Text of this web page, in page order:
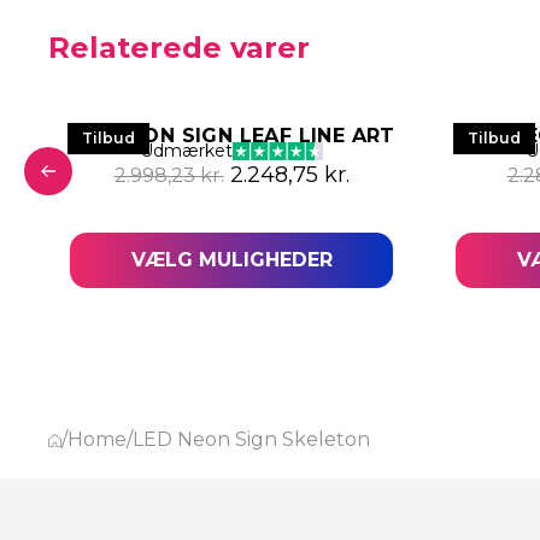
Relaterede varer
pris var: 2.286,66 kr..
pris er: 1.714,99 kr..
Tilbud
LED NEON SIGN LEAF LINE ART
Udmærket
2.998,23kr. Den oprindelige pris var:
2.248,75 kr.Den aktuelle pris
VÆLG MULIGHEDER
Tilbud
LED
/Home/LED Neon Sign Skeleton